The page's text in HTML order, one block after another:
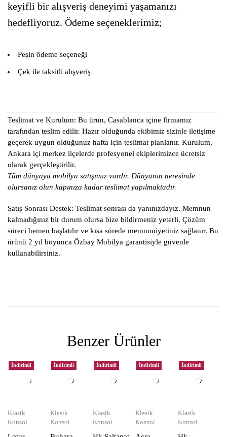
keyifli bir alışveriş deneyimi yaşamanızı
hedefliyoruz. Ödeme seçeneklerimiz;
Peşin ödeme seçeneği
Çek ile taksitli alışveriş
Teslimat ve Kurulum: Bu ürün, Casablanca içine firmamız
tarafından teslim edilir. Hazır olduğunda ekibimiz sizinle iletişime
geçerek uygun olduğunuz hafta için teslimat planlanır. Kurulum,
Ankara içi merkez ilçelerde profesyonel ekiplerimizce ücretsiz
olarak gerçekleştirilir.
Tüm dünyaya mobilya satışımız vardır. Dünyanın neresinde
olursanız olun kapınıza kadar teslimat yapılmaktadır.
Satış Sonrası Destek: Teslimat sonrası da yanınızdayız. Memnun
kalmadığınız bir durum olursa bize bildirmeniz yeterli. Çözüm
süreci hemen başlatılır ve kısa sürede memnuniyetiniz sağlanır. Bu
ürünü 2 yıl boyunca Özbay Mobilya garantisiyle güvenle
kullanabilirsiniz.
Benzer Ürünler
İndirimli
Klasik
Konsol
İndirimli
Klasik
Konsol
İndirimli
Klasik
Konsol
İndirimli
Klasik
Konsol
İndirimli
Klasik
Konsol